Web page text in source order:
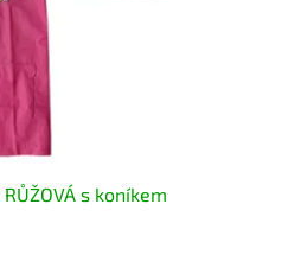
s koníkem